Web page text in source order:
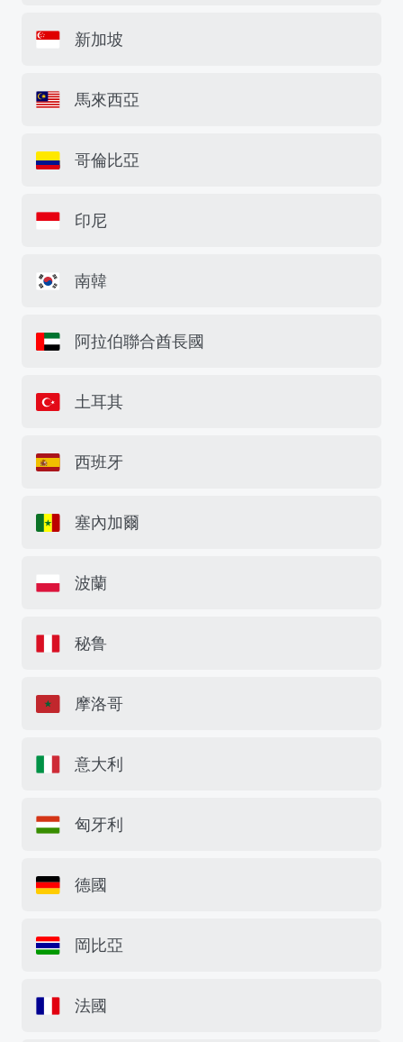
新加坡
馬來西亞
哥倫比亞
印尼
南韓
阿拉伯聯合酋長國
土耳其
西班牙
塞內加爾
波蘭
秘鲁
摩洛哥
意大利
匈牙利
德國
岡比亞
法國